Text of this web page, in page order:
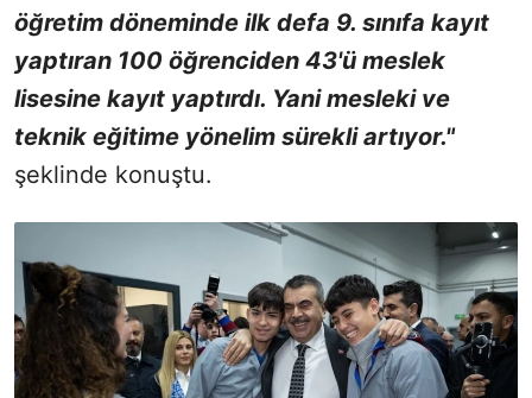
öğretim döneminde ilk defa 9. sınıfa kayıt
yaptıran 100 öğrenciden 43'ü meslek
lisesine kayıt yaptırdı. Yani mesleki ve
teknik eğitime yönelim sürekli artıyor."
şeklinde konuştu.